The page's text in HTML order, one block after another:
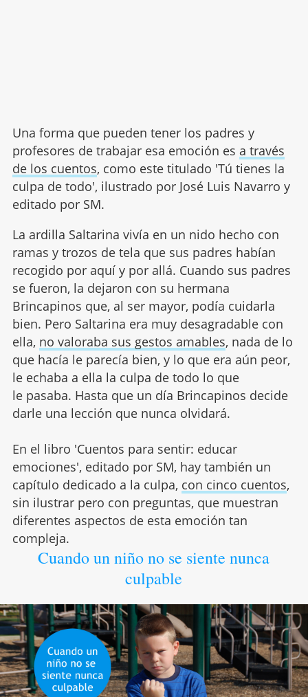
Una forma que pueden tener los padres y
profesores de trabajar esa emoción es a través
de los cuentos, como este titulado 'Tú tienes la
culpa de todo', ilustrado por José Luis Navarro y
editado por SM.
La ardilla Saltarina vivía en un nido hecho con
ramas y trozos de tela que sus padres habían
recogido por aquí y por allá. Cuando sus padres
se fueron, la dejaron con su hermana
Brincapinos que, al ser mayor, podía cuidarla
bien. Pero Saltarina era muy desagradable con
ella, no valoraba sus gestos amables, nada de lo
que hacía le parecía bien, y lo que era aún peor,
le echaba a ella la culpa de todo lo que
le pasaba. Hasta que un día Brincapinos decide
darle una lección que nunca olvidará.
En el libro 'Cuentos para sentir: educar
emociones', editado por SM, hay también un
capítulo dedicado a la culpa, con cinco cuentos,
sin ilustrar pero con preguntas, que muestran
diferentes aspectos de esta emoción tan
compleja.
Cuando un niño no se siente nunca
culpable